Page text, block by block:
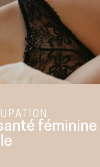
féminine